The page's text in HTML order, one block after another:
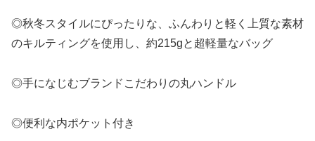
◎秋冬スタイルにぴったりな、ふんわりと軽く上質な素材
のキルティングを使用し、約215gと超軽量なバッグ
◎手になじむブランドこだわりの丸ハンドル
◎便利な内ポケット付き